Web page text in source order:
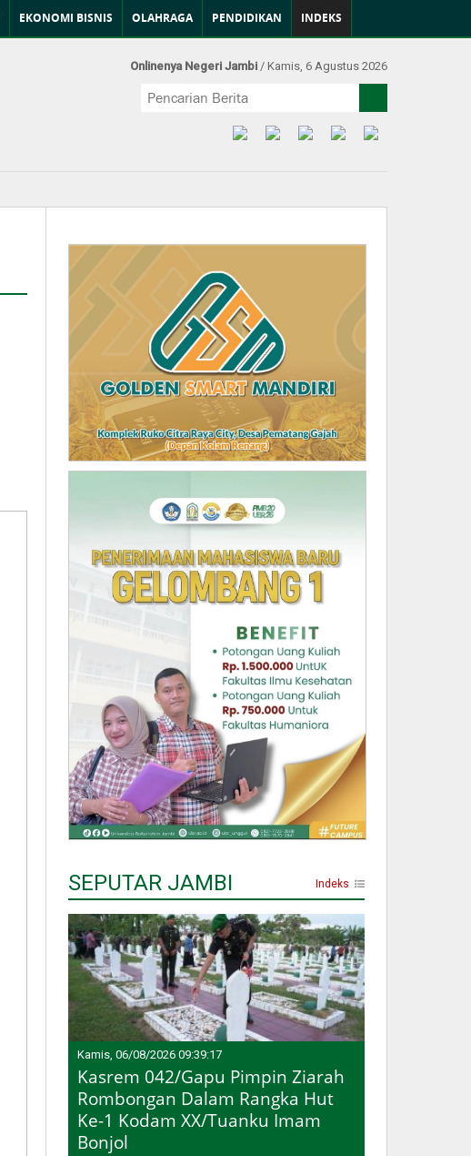
EKONOMI BISNIS OLAHRAGA PENDIDIKAN INDEKS
Onlinenya Negeri Jambi / Kamis, 6 Agustus 2026
SEPUTAR JAMBI Indeks
Kamis, 06/08/2026 09:39:17
Kasrem 042/Gapu Pimpin Ziarah
Rombongan Dalam Rangka Hut
Ke-1 Kodam XX/Tuanku Imam
Bonjol